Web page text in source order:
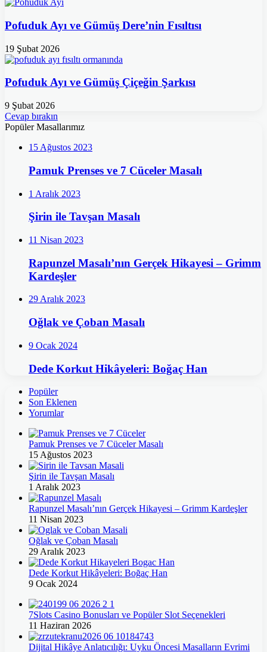
Pofuduk Ayı ve Gümüş Dere’nin Fısıltısı
19 Şubat 2026
Pofuduk Ayı ve Gümüş Çiçeğin Şarkısı
9 Şubat 2026
Cevap bırakın
Popüler Masallarımız
15 Ağustos 2023
Pamuk Prenses ve 7 Cüceler Masalı
1 Aralık 2023
Şirin ile Tavşan Masalı
11 Nisan 2023
Rapunzel Masalı’nın Gerçek Hikayesi – Grimm
Kardeşler
29 Aralık 2023
Oğlak ve Çoban Masalı
9 Ocak 2024
Dede Korkut Hikâyeleri: Boğaç Han
Popüler
Son Eklenen
Yorumlar
Pamuk Prenses ve 7 Cüceler Masalı
15 Ağustos 2023
Şirin ile Tavşan Masalı
1 Aralık 2023
Rapunzel Masalı’nın Gerçek Hikayesi – Grimm Kardeşler
11 Nisan 2023
Oğlak ve Çoban Masalı
29 Aralık 2023
Dede Korkut Hikâyeleri: Boğaç Han
9 Ocak 2024
7Slots Casino Bonusları ve Popüler Slot Seçenekleri
11 Haziran 2026
Dijital Hikâye Anlatıcılığı: Uyku Öncesi Masalların Evrimi